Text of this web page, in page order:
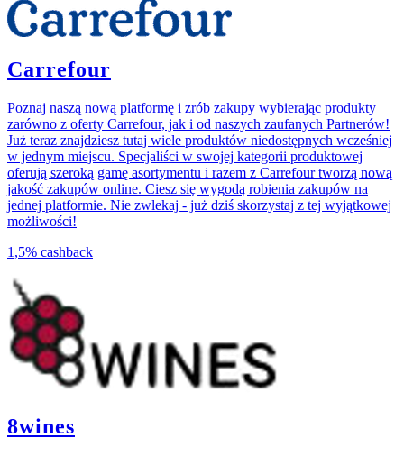
Carrefour
Poznaj naszą nową platformę i zrób zakupy wybierając produkty
zarówno z oferty Carrefour, jak i od naszych zaufanych Partnerów!
Już teraz znajdziesz tutaj wiele produktów niedostępnych wcześniej
w jednym miejscu. Specjaliści w swojej kategorii produktowej
oferują szeroką gamę asortymentu i razem z Carrefour tworzą nową
jakość zakupów online. Ciesz się wygodą robienia zakupów na
jednej platformie. Nie zwlekaj - już dziś skorzystaj z tej wyjątkowej
możliwości!
1,5% cashback
8wines